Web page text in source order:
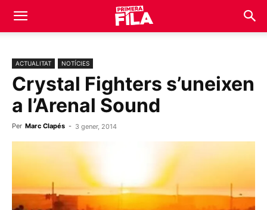
ACTUALITAT NOTÍCIES
Crystal Fighters s’uneixen
a l’Arenal Sound
Per Marc Clapés - 3 gener, 2014